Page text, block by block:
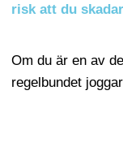
risk att du
Om du är en av
regelbundet